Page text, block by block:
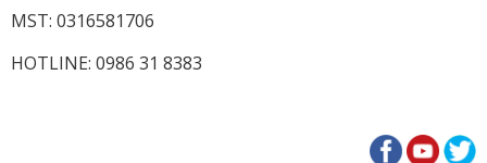
MST: 0316581706
HOTLINE: 0986 31 8383